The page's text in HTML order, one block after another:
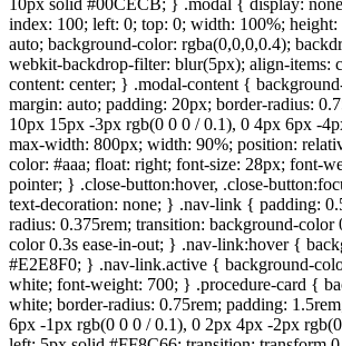
index: 100; left: 0; top: 0; width: 100%;
auto; background-color: rgba(0,0,0,0.4);
webkit-backdrop-filter: blur(5px); align-items:
content: center; } .modal-content {
margin: auto; padding: 20px; border-radius:
10px 15px -3px rgb(0 0 0 / 0.1), 0 4px 6px -
max-width: 800px; width: 90%; position:
color: #aaa; float: right; font-size: 28px; font-
pointer; } .close-button:hover, .close-
text-decoration: none; } .nav-link { padding:
radius: 0.375rem; transition: background-color
color 0.3s ease-in-out; } .nav-link:hover {
#E2E8F0; } .nav-link.active { background-
white; font-weight: 700; } .procedure-card {
white; border-radius: 0.75rem; padding:
6px -1px rgb(0 0 0 / 0.1), 0 2px 4px -2px